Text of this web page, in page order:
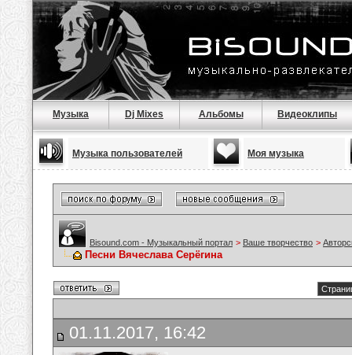
Музыка Dj Mixes Альбомы Видеоклипы
Музыка пользователей Моя музыка
Bisound.com - Музыкальный портал > Ваше творчество >
Песни Вячеслава Серёгина
01.11.2017, 16:42